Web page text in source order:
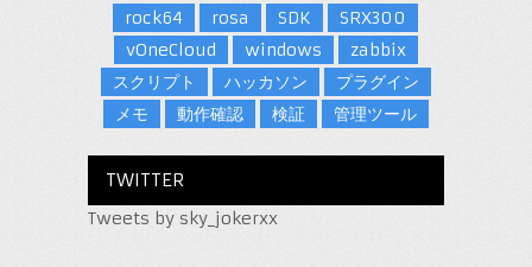
rock64
rosa SDK
SRX300
vOneCloud
windows
zabbix
スクリプト
ハッカソン
プラグイン
メモ
動作確認 検証 管理ツール
TWITTER
Tweets by sky_jokerxx